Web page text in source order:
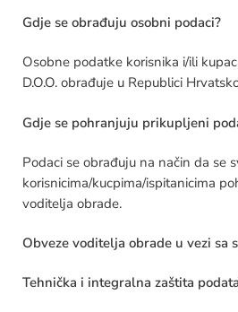
Gdje se obrađuju osobni podaci?
Osobne podatke korisnika i/ili
D.O.O. obrađuje u Republici
Gdje se pohranjuju prikupljeni
Podaci se obrađuju na način da se
korisnicima/kucpima/ispitanicima
voditelja obrade.
Obveze voditelja obrade u vezi sa
Tehnička i integralna zaštita